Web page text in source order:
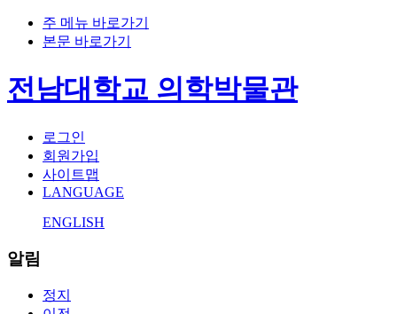
주 메뉴 바로가기
본문 바로가기
전남대학교 의학박물관
로그인
회원가입
사이트맵
LANGUAGE
ENGLISH
알림
정지